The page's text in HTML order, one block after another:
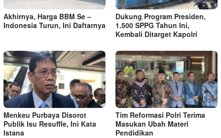
Akhirnya, Harga BBM Se –
Indonesia Turun, Ini Daftarnya
Dukung Program Presiden,
1.500 SPPG Tahun Ini,
Kembali Ditarget Kapolri
Menkeu Purbaya Disorot
Publik Isu Resuffle, Ini Kata
Istana
Tim Reformasi Polri Terima
Masukan Ubah Materi
Pendidikan